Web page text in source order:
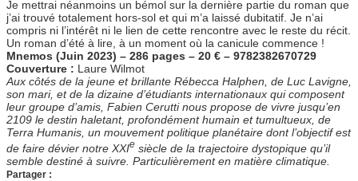
Je mettrai néanmoins un bémol sur la dernière partie du roman que
j’ai trouvé totalement hors-sol et qui m’a laissé dubitatif. Je n’ai
compris ni l’intérêt ni le lien de cette rencontre avec le reste du récit.
Un roman d’été à lire, à un moment où la canicule commence !
Mnemos (Juin 2023) – 286 pages – 20 € – 9782382670729
Couverture : Laure Wilmot
Aux côtés de la jeune et brillante Rébecca Halphen, de Luc Lavigne,
son mari, et de la dizaine d’étudiants internationaux qui composent
leur groupe d’amis, Fabien Cerutti nous propose de vivre jusqu’en
2109 le destin haletant, profondément humain et tumultueux, de
Terra Humanis, un mouvement politique planétaire dont l’objectif est
de faire dévier notre XXIe siècle de la trajectoire dystopique qu’il
semble destiné à suivre. Particulièrement en matière climatique.
Partager :